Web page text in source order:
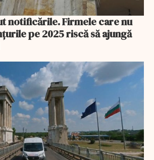
notificările. Firmele care nu
pe 2025 riscă să ajungă